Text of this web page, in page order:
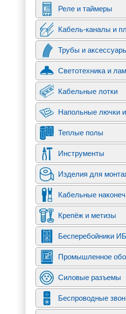
Реле и таймеры
Кабель-каналы и
Трубы и
Светотехника и
Кабельные лотки
Напольные лючки
Теплые полы
Инструменты
Изделия для
Кабельные
Крепёж и метизы
Бесперебойники
Промышленное
Силовые разъемы
Беспроводные